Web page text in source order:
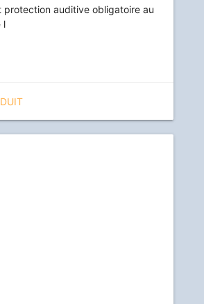
protection auditive obligatoire au
l